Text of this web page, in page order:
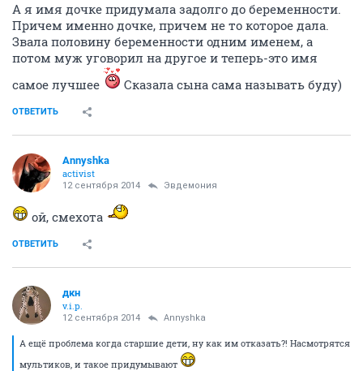
А я имя дочке придумала задолго до беременности.
Причем именно дочке, причем не то которое дала.
Звала половину беременности одним именем, а
потом муж уговорил на другое и теперь-это имя
самое лучшее
Сказала сына сама называть буду)
ОТВЕТИТЬ
Annyshka
activist
12 сентября 2014 Эвдемония
ой, смехота
ОТВЕТИТЬ
дкн
v.i.p.
12 сентября 2014 Annyshka
А ещё проблема когда старшие дети, ну как им отказать?! Насмотрятся
мультиков, и такое придумывают